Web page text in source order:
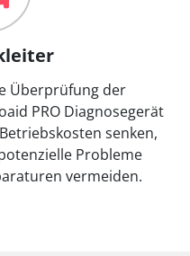
Überprüfung der
PRO Diagnosegerät
senken,
Probleme
vermeiden.